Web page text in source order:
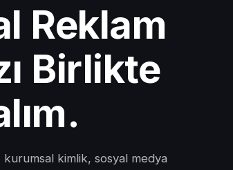
Reklam
Birlikte
kurumsal kimlik, sosyal medya